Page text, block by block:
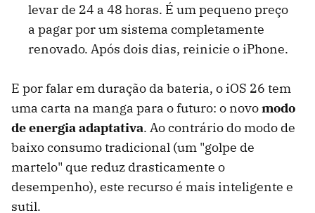
levar de 24 a 48 horas. É um pequeno preço
a pagar por um sistema completamente
renovado. Após dois dias, reinicie o iPhone.
E por falar em duração da bateria, o iOS 26 tem
uma carta na manga para o futuro: o novomodo
de energia adaptativa. Ao contrário do modo de
baixo consumo tradicional (um "golpe de
martelo" que reduz drasticamente o
desempenho), este recurso é mais inteligente e
sutil.